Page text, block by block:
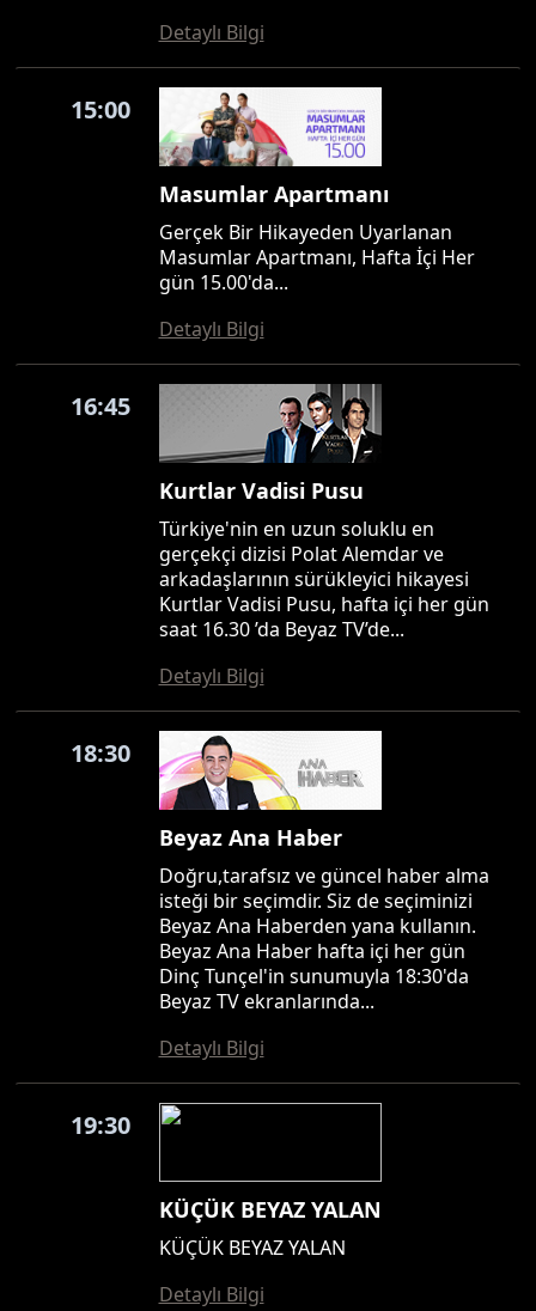
Detaylı Bilgi
15:00
Masumlar Apartmanı
Gerçek Bir Hikayeden Uyarlanan
Masumlar Apartmanı, Hafta İçi Her
gün 15.00'da...
Detaylı Bilgi
16:45
Kurtlar Vadisi Pusu
Türkiye'nin en uzun soluklu en
gerçekçi dizisi Polat Alemdar ve
arkadaşlarının sürükleyici hikayesi
Kurtlar Vadisi Pusu, hafta içi her gün
saat 16.30 ’da Beyaz TV’de...
Detaylı Bilgi
18:30
Beyaz Ana Haber
Doğru,tarafsız ve güncel haber alma
isteği bir seçimdir. Siz de seçiminizi
Beyaz Ana Haberden yana kullanın.
Beyaz Ana Haber hafta içi her gün
Dinç Tunçel'in sunumuyla 18:30'da
Beyaz TV ekranlarında...
Detaylı Bilgi
19:30
KÜÇÜK BEYAZ YALAN
KÜÇÜK BEYAZ YALAN
Detaylı Bilgi